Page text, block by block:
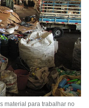
material para trabalhar no